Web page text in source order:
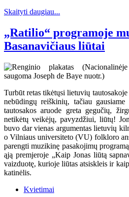
Skaityti daugiau...
„Ratilio“ programoje
Basanavičiaus liūtai
Turbūt retas tikėtųsi lietuvių
nebūdingų reiškinių, tačiau
tautosakos aruode greta gegučių,
netikėtų veikėjų, pavyzdžiui, liūtų!
buvo dar vienas argumentas lietuvių
o Vilniaus universiteto (VU) folkloro
parengti muzikinę pasakojimų
ąją premjeroje „Kaip Jonas liūtą
vaizduotę, kurioje liūtas atsiskleis ir
katinėlis.
Kvietimai